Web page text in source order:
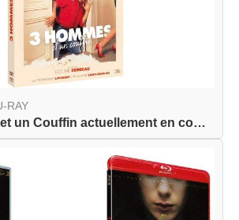
RAY
Trois Hommes et un Couffin actuellement en combo...